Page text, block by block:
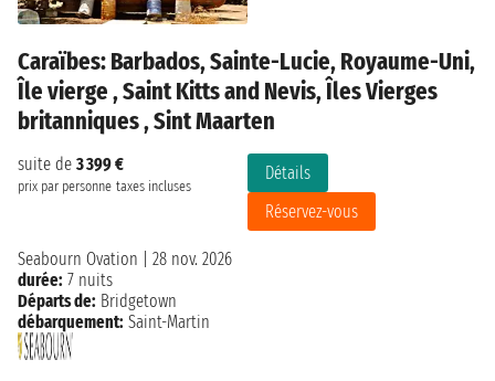
Caraïbes: Barbados, Sainte-Lucie, Royaume-Uni,
Île vierge , Saint Kitts and Nevis, Îles Vierges
britanniques , Sint Maarten
suite de 3 399 €
prix par personne taxes incluses
Détails
Réservez-vous
Seabourn Ovation
28 nov. 2026
durée: 7 nuits
Départs de: Bridgetown
débarquement: Saint-Martin